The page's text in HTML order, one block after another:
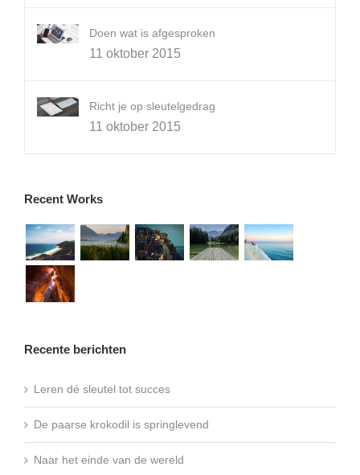
Doen wat is afgesproken
11 oktober 2015
Richt je op sleutelgedrag
11 oktober 2015
Recent Works
Recente berichten
Leren dé sleutel tot succes
De paarse krokodil is springlevend
Naar het einde van de wereld